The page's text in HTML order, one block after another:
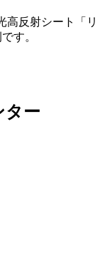
高反射シート「リ
す。
ター